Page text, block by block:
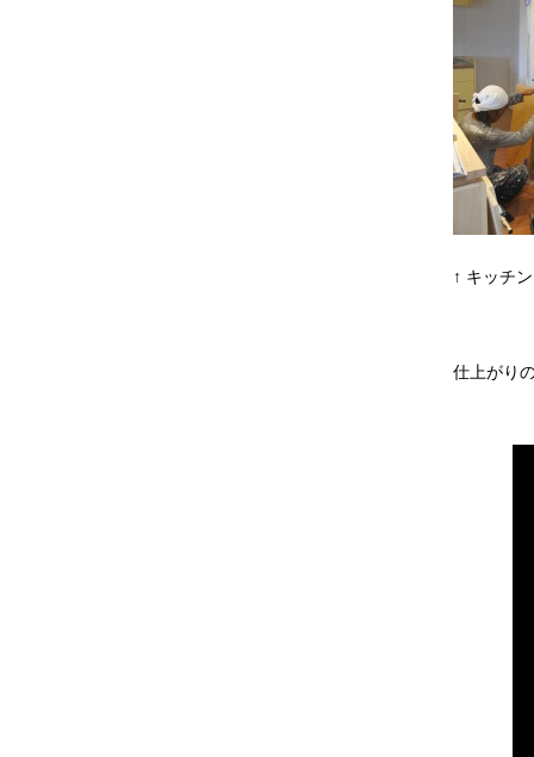
↑ キッチ
仕上がり